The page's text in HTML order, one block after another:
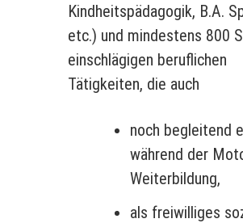
Kindheitspädagogik, B.A.
etc.) und mindestens 800
einschlägigen beruflichen
Tätigkeiten, die auch
noch begleitend
während der
Weiterbildung,
als freiwilliges